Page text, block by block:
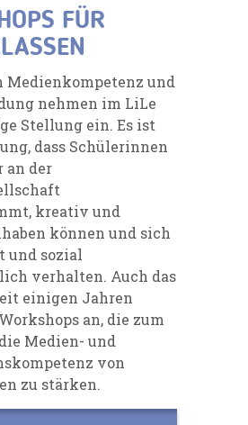
FÜR
Medienkompetenz und
nehmen im LiLe
Stellung ein. Es ist
dass Schülerinnen
an der
kreativ und
können und sich
und sozial
verhalten. Auch das
einigen Jahren
an, die zum
Medien- und
von
zu stärken.